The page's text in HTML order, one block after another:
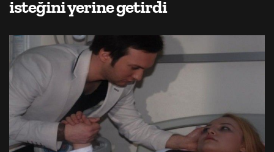
isteğini yerine getirdi